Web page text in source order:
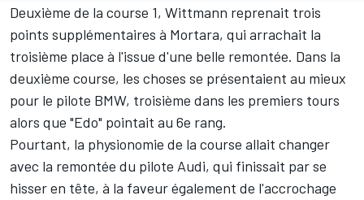
Deuxième de la course 1, Wittmann reprenait trois
points supplémentaires à Mortara, qui arrachait la
troisième place à l'issue d'une belle remontée. Dans la
deuxième course, les choses se présentaient au mieux
pour le pilote BMW, troisième dans les premiers tours
alors que "Edo" pointait au 6e rang.
Pourtant, la physionomie de la course allait changer
avec la remontée du pilote Audi, qui finissait par se
hisser en tête, à la faveur également de l'accrochage